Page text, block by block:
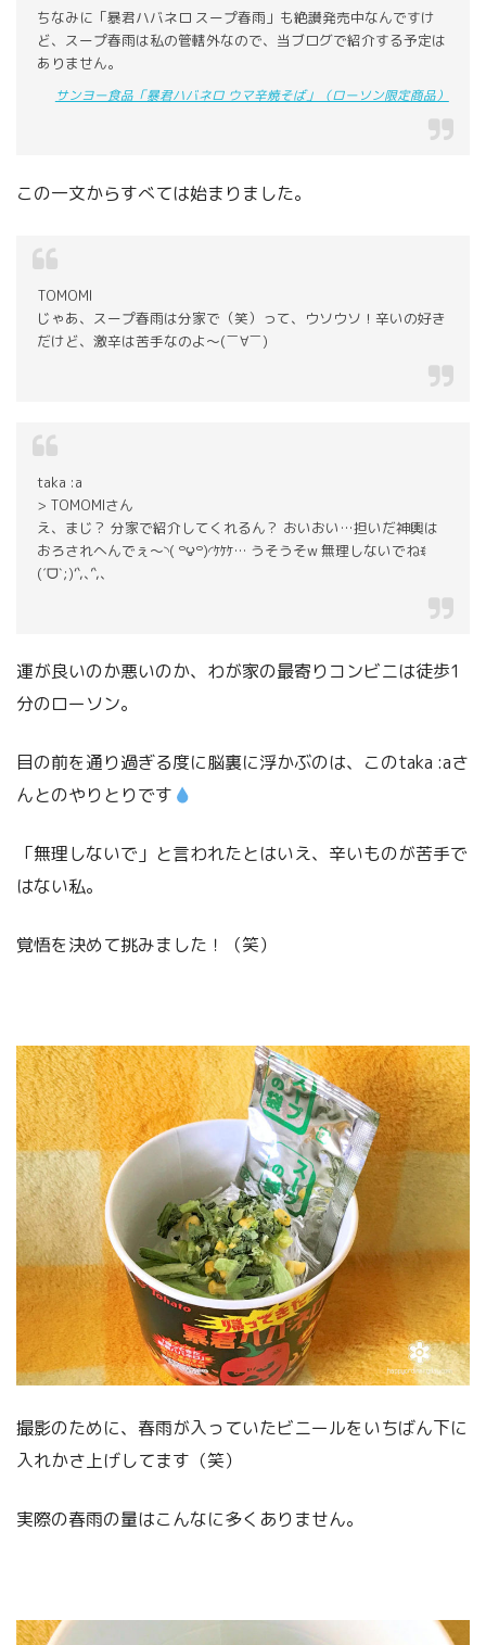
ちなみに「暴君ハバネロ スープ春雨」も絶讃発売中なんですけ
ど、スープ春雨は私の管轄外なので、当ブログで紹介する予定は
ありません。
サンヨー食品「暴君ハバネロ ウマ辛焼そば」（ローソン限定商品）
この一文からすべては始まりました。
TOMOMI
じゃあ、スープ春雨は分家で（笑）って、ウソウソ！辛いの好き
だけど、激辛は苦手なのよ〜(￣∀￣)
taka :a
> TOMOMIさん
え、まじ？ 分家で紹介してくれるん？ おいおい…担いだ神輿は
おろされへんでぇ〜◝( ꒪౪꒪)◜ｹｹｹ… うそうそw 無理しないでねꉂ
(ˊᗜˋ;)‘`,､’`,､
運が良いのか悪いのか、わが家の最寄りコンビニは徒歩1
分のローソン。
目の前を通り過ぎる度に脳裏に浮かぶのは、このtaka :aさ
んとのやりとりです
「無理しないで」と言われたとはいえ、辛いものが苦手で
はない私。
覚悟を決めて挑みました！（笑）
撮影のために、春雨が入っていたビニールをいちばん下に
入れかさ上げしてます（笑）
実際の春雨の量はこんなに多くありません。